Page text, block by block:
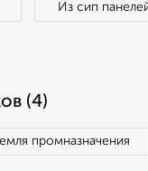
Из сип
(4)
промназначения